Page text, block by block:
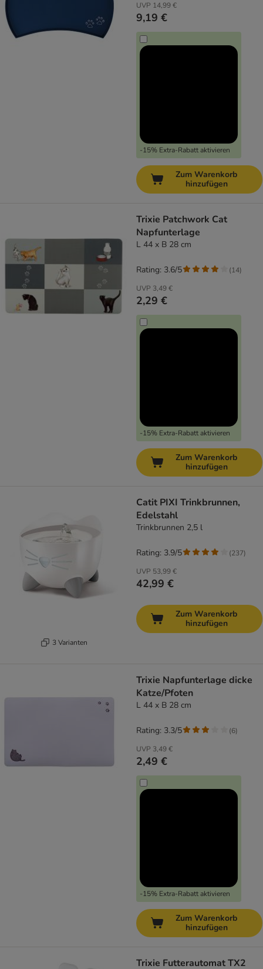
UVP 14,99 €
9,19 €
-15% Extra-Rabatt aktivieren
Zum Warenkorb
hinzufügen
Trixie Patchwork Cat
Napfunterlage
L 44 x B 28 cm
UVP 3,49 €
2,29 €
-15% Extra-Rabatt aktivieren
Rating: 3.6/5 (14)
Zum Warenkorb
hinzufügen
3 Varianten
Catit PIXI Trinkbrunnen,
Edelstahl
Trinkbrunnen 2,5 l
UVP 53,99 €
42,99 €
Rating: 3.9/5 (237)
Zum Warenkorb
hinzufügen
Trixie Napfunterlage dicke
Katze/Pfoten
L 44 x B 28 cm
UVP 3,49 €
2,49 €
-15% Extra-Rabatt aktivieren
Rating: 3.3/5 (6)
Zum Warenkorb
hinzufügen
Trixie Futterautomat TX2